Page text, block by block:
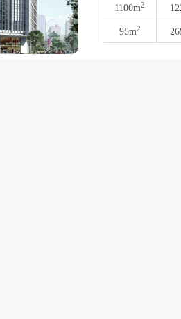
1100m2
95m2